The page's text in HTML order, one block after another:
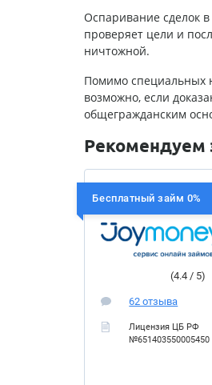
Оспаривание сделок в
проверяет цели и
ничтожной.
Помимо специальных
возможно, если
общегражданским
Рекомендуем
Бесплатный займ 0%
(4.4 / 5)
62 отзыва
Лицензия ЦБ РФ
№651403550005450